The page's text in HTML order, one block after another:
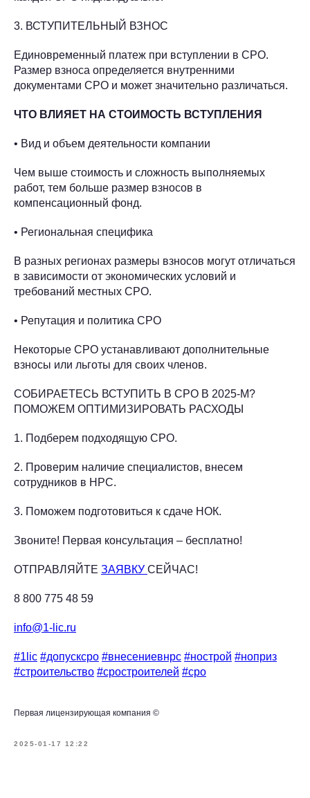
3. ВСТУПИТЕЛЬНЫЙ ВЗНОС
Единовременный платеж при вступлении в СРО.
Размер взноса определяется внутренними
документами СРО и может значительно различаться.
ЧТО ВЛИЯЕТ НА СТОИМОСТЬ ВСТУПЛЕНИЯ
• Вид и объем деятельности компании
Чем выше стоимость и сложность выполняемых
работ, тем больше размер взносов в
компенсационный фонд.
• Региональная специфика
В разных регионах размеры взносов могут отличаться
в зависимости от экономических условий и
требований местных СРО.
• Репутация и политика СРО
Некоторые СРО устанавливают дополнительные
взносы или льготы для своих членов.
СОБИРАЕТЕСЬ ВСТУПИТЬ В СРО В 2025-М?
ПОМОЖЕМ ОПТИМИЗИРОВАТЬ РАСХОДЫ
1. Подберем подходящую СРО.
2. Проверим наличие специалистов, внесем
сотрудников в НРС.
3. Поможем подготовиться к сдаче НОК.
Звоните! Первая консультация – бесплатно!
ОТПРАВЛЯЙТЕ ЗАЯВКУ СЕЙЧАС!
8 800 775 48 59
info@1-lic.ru
#1lic #допусксро #внесениевнрс #нострой #ноприз
#строительство #сростроителей #сро
Первая лицензирующая компания ©
2025-01-17 12:22